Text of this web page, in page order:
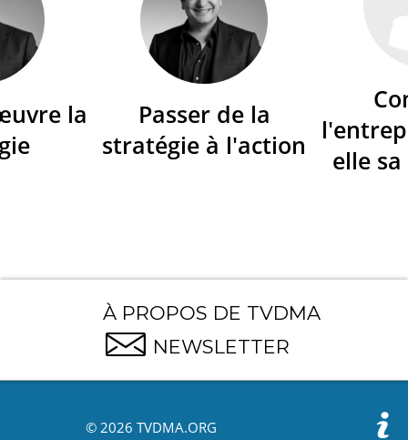
la
Passer de la
stratégie à l'action
elle
À PROPOS DE TVDMA
NEWSLETTER
© 2026 TVDMA.ORG